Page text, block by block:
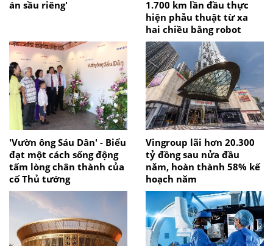
án sầu riêng'
1.700 km lần đầu thực
hiện phẫu thuật từ xa
hai chiều bằng robot
'Vườn ông Sáu Dân' - Biểu
đạt một cách sống động
tấm lòng chân thành của
cố Thủ tướng
Vingroup lãi hơn 20.300
tỷ đồng sau nửa đầu
năm, hoàn thành 58% kế
hoạch năm